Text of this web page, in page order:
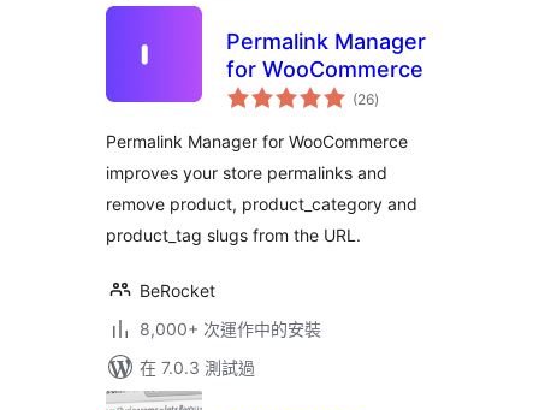
Permalink Manager
for WooCommerce
(26總
評)
Permalink Manager for WooCommerce
improves your store permalinks and
remove product, product_category and
product_tag slugs from the URL.
BeRocket
8,000+ 次運作中的安裝
在 7.0.3 測試過